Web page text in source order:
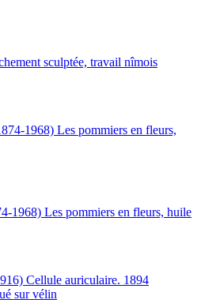
sculptée, travail nîmois
1968) Les pommiers en fleurs, huile